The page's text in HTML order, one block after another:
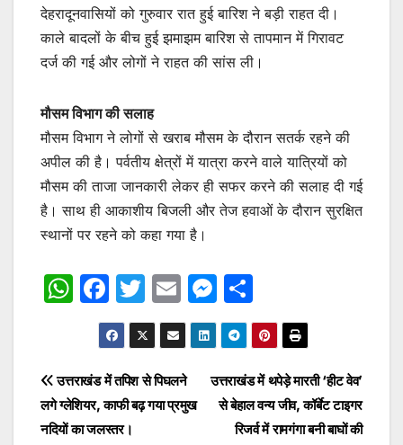
देहरादूनवासियों को गुरुवार रात हुई बारिश ने बड़ी राहत दी।
काले बादलों के बीच हुई झमाझम बारिश से तापमान में गिरावट
दर्ज की गई और लोगों ने राहत की सांस ली।
मौसम विभाग की सलाह
मौसम विभाग ने लोगों से खराब मौसम के दौरान सतर्क रहने की
अपील की है। पर्वतीय क्षेत्रों में यात्रा करने वाले यात्रियों को
मौसम की ताजा जानकारी लेकर ही सफर करने की सलाह दी गई
है। साथ ही आकाशीय बिजली और तेज हवाओं के दौरान सुरक्षित
स्थानों पर रहने को कहा गया है।
W
s
A
p
F
a
c
e
b
o
T
w
itt
er
E
m
ai
l
M
e
s
s
e
h
ar
e
Post
navigation
उत्तराखंड में थपेड़े मारती ‘हीट वेव’
से बेहाल वन्य जीव, कॉर्बेट टाइगर
रिजर्व में रामगंगा बनी बाघों की
उत्तराखंड में तपिश से पिघलने
लगे ग्लेशियर, काफी बढ़ गया प्रमुख
नदियों का जलस्तर।